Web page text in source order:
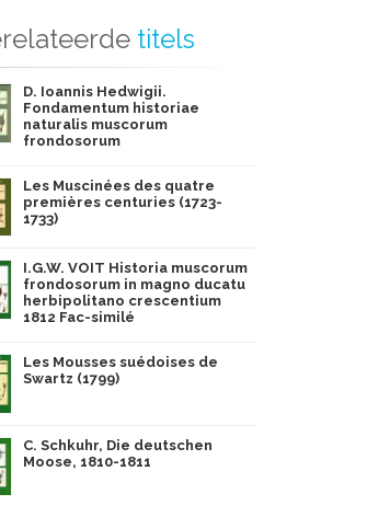
titels
D. Ioannis Hedwigii.
Fondamentum historiae
naturalis muscorum
frondosorum
Les Muscinées des quatre
premières centuries (1723-
1733)
I.G.W. VOIT Historia muscorum
frondosorum in magno ducatu
herbipolitano crescentium
1812 Fac-similé
Les Mousses suédoises de
Swartz (1799)
C. Schkuhr, Die deutschen
Moose, 1810-1811